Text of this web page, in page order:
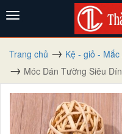
Trang chủ
Kệ - giỏ - Mắc
Móc Dán Tường Siêu